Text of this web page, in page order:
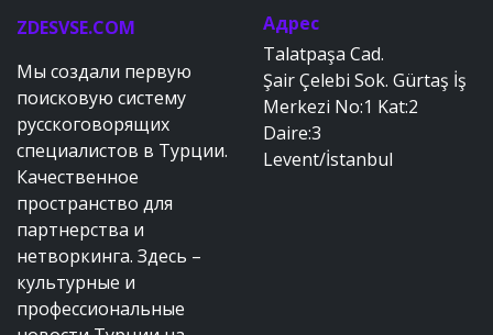
ZDESVSE.COM
Мы создали первую
поисковую систему
русскоговорящих
специалистов в Турции.
Качественное
пространство для
партнерства и
нетворкинга. Здесь –
культурные и
профессиональные
Адрес
Talatpaşa Cad.
Şair Çelebi Sok. Gürtaş İş
Merkezi No:1 Kat:2
Daire:3
Levent/İstanbul